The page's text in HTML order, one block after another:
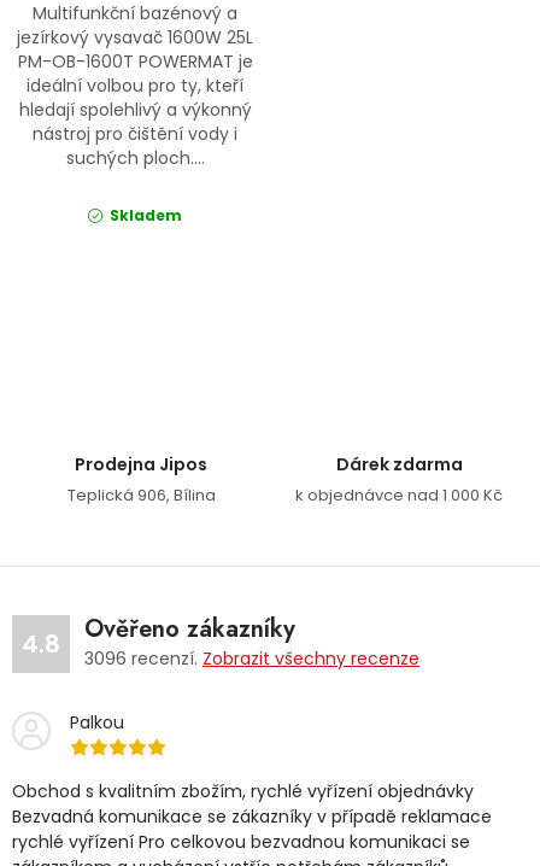
PODPORA
Reklamační formulář
Multifunkční bazénový a
jezírkový vysavač 1600W 25L
PM-OB-1600T POWERMAT je
ideální volbou pro ty, kteří
hledají spolehlivý a výkonný
nástroj pro čištění vody i
suchých ploch....
Skladem
Prodejna Jipos
Teplická 906, Bílina
Dárek zdarma
k objednávce nad 1 000 Kč
4.8 Ověřeno zákazníky
3096 recenzí. Zobrazit všechny recenze
Palkou
Obchod s kvalitním zbožím, rychlé vyřízení objednávky
Bezvadná komunikace se zákazníky v případě reklamace
rychlé vyřízení Pro celkovou bezvadnou komunikaci se